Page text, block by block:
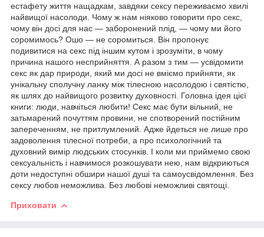
естафету життя нащадкам, завдяки сексу переживаємо хвилі
найвищої насолоди. Чому ж нам ніяково говорити про секс,
чому він досі для нас — заборонений плід, — чому ми його
соромимось? Ошо — не соромиться. Він пропонує
подивитися на секс під іншим кутом і зрозуміти, в чому
причина нашого несприйняття. А разом з тим — усвідомити
секс як дар природи, який ми досі не вміємо прийняти, як
унікальну сполучну ланку між тілесною насолодою і святістю,
як шлях до найвищого розвитку духовності. Головна ідея цієї
книги: люди, навчіться любити! Секс має бути вільний, не
затьмарений почуттям провини, не спотворений постійним
запереченням, не притлумлений. Адже йдеться не лише про
задоволення тілесної потреби, а про психологічний та
духовний вимір людських стосунків. І коли ми приймемо свою
сексуальність і навчимося розкошувати нею, нам відкриються
доти недоступні обшири нашої душі та самоусвідомлення. Без
сексу любов неможлива. Без любові неможливі святощі.
Приховати